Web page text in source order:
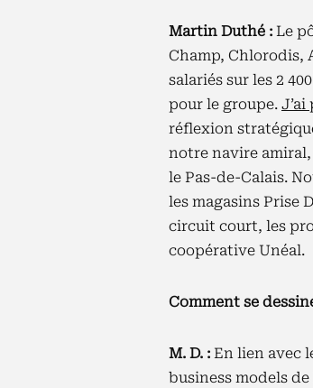
Martin Duthé : Le
Champ, Chlorodis,
salariés sur les 2
pour le groupe.
réflexion
notre navire amiral,
le Pas-de-Calais.
les magasins Prise
circuit court, les
coopérative Unéal.
Comment se
M. D. : En lien avec
business models